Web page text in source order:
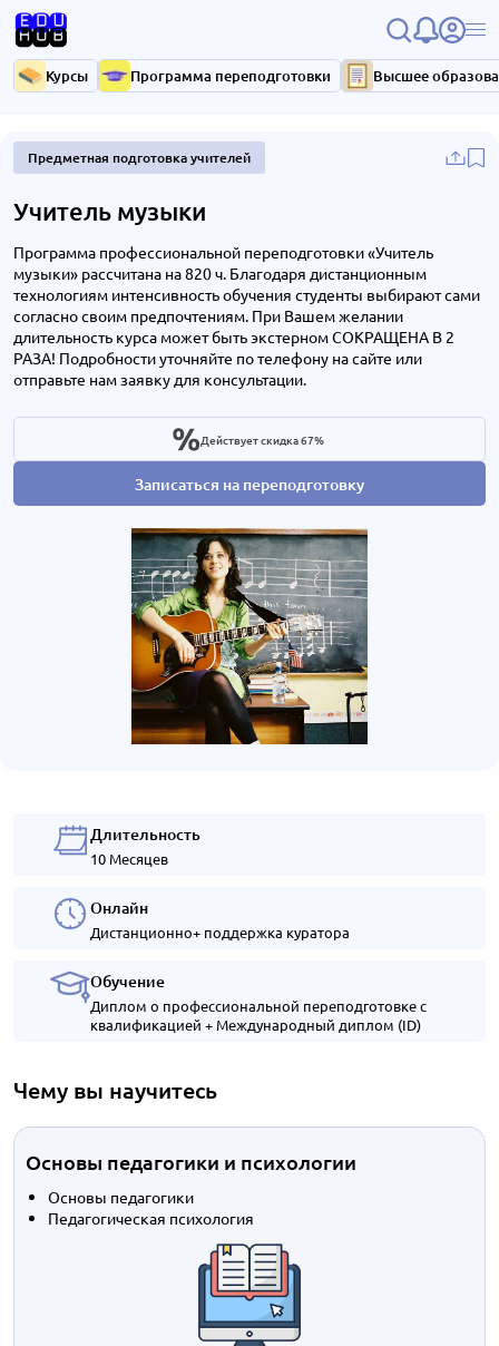
Курсы Программа переподготовки Высшее
Предметная подготовка учителей
Учитель музыки
Программа профессиональной переподготовки «Учитель
музыки» рассчитана на 820 ч. Благодаря дистанционным
технологиям интенсивность обучения студенты выбирают сами
согласно своим предпочтениям. При Вашем желании
длительность курса может быть экстерном СОКРАЩЕНА В 2
РАЗА! Подробности уточняйте по телефону на сайте или
отправьте нам заявку для консультации.
Записаться на переподготовку
Действует скидка 67%
Длительность
10 Месяцев
Онлайн
Дистанционно+ поддержка куратора
Обучение
Диплом о профессиональной переподготовке с
квалификацией + Международный диплом (ID)
Чему вы научитесь
Основы педагогики и психологии
Основы педагогики
Педагогическая психология